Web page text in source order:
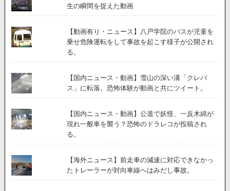
生の瞬間を捉えた動画
【動画有り・ニュース】八戸学院のバスが児童を
乗せ危険運転をして事故を起こす様子が公開され
る。
【国内ニュース・動画】雪山の深い溝「クレバ
ス」に転落。恐怖体験が動画と共にツイート。
【国内ニュース・動画】公道で妖怪、一反木綿が
現れ一般車を襲う？恐怖のドラレコが投稿され
る。
【海外ニュース】前走車の減速に対応できなかっ
たトレーラーが対向車線へはみだし事故。